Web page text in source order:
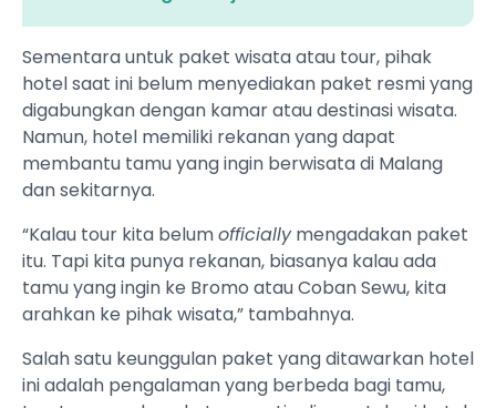
Sementara untuk paket wisata atau tour, pihak
hotel saat ini belum menyediakan paket resmi yang
digabungkan dengan kamar atau destinasi wisata.
Namun, hotel memiliki rekanan yang dapat
membantu tamu yang ingin berwisata di Malang
dan sekitarnya.
“Kalau tour kita belumofficiallymengadakan paket
itu. Tapi kita punya rekanan, biasanya kalau ada
tamu yang ingin ke Bromo atau Coban Sewu, kita
arahkan ke pihak wisata,” tambahnya.
Salah satu keunggulan paket yang ditawarkan hotel
ini adalah pengalaman yang berbeda bagi tamu,